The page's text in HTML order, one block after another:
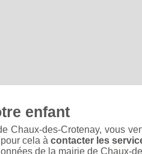
enfant
Chaux-des-Crotenay, vous
cela à contacter les
de la mairie de Chaux-